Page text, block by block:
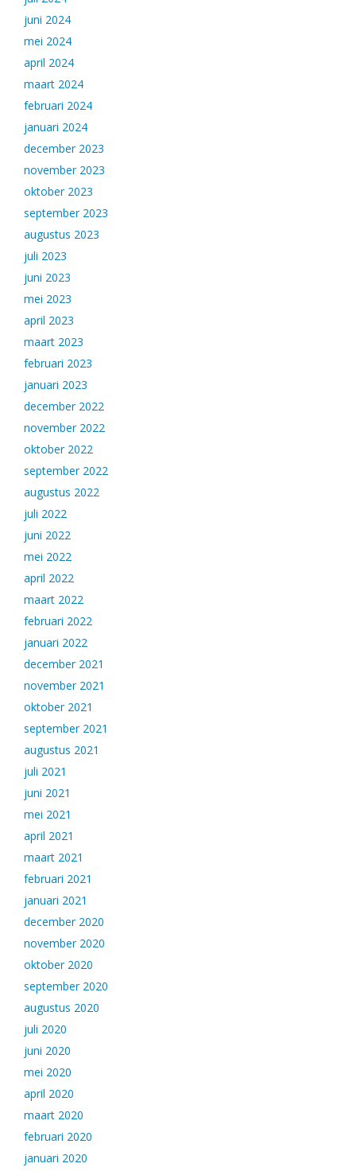
juni 2024
mei 2024
april 2024
maart 2024
februari 2024
januari 2024
december 2023
november 2023
oktober 2023
september 2023
augustus 2023
juli 2023
juni 2023
mei 2023
april 2023
maart 2023
februari 2023
januari 2023
december 2022
november 2022
oktober 2022
september 2022
augustus 2022
juli 2022
juni 2022
mei 2022
april 2022
maart 2022
februari 2022
januari 2022
december 2021
november 2021
oktober 2021
september 2021
augustus 2021
juli 2021
juni 2021
mei 2021
april 2021
maart 2021
februari 2021
januari 2021
december 2020
november 2020
oktober 2020
september 2020
augustus 2020
juli 2020
juni 2020
mei 2020
april 2020
maart 2020
februari 2020
januari 2020